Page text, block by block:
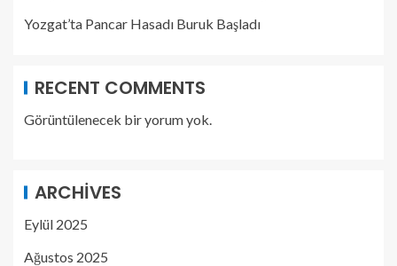
Yozgat’ta Pancar Hasadı Buruk Başladı
RECENT COMMENTS
Görüntülenecek bir yorum yok.
ARCHIVES
Eylül 2025
Ağustos 2025